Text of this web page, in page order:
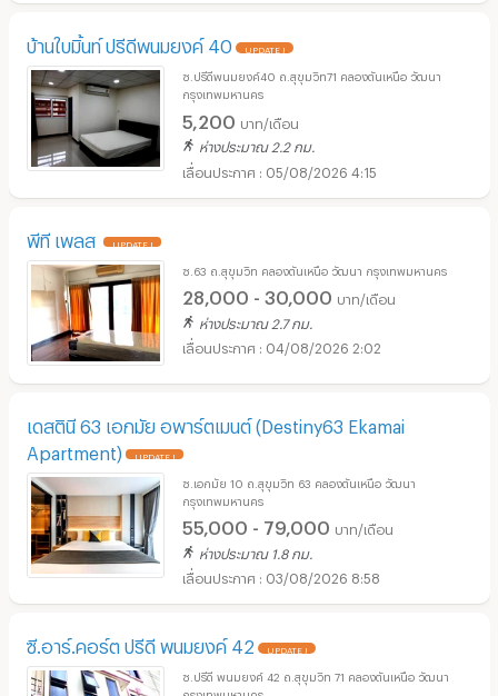
บ้านใบมิ้นท์ ปรีดีพนมยงค์ 40 UPDATE !
ซ.ปรีดีพนมยงค์40 ถ.สุขุมวิท71 คลองตันเหนือ วัฒนา
กรุงเทพมหานคร
5,200 บาท/เดือน
ห่างประมาณ 2.2 กม.
05/08/2026 4:15
พีที เพลส UPDATE !
ซ.63 ถ.สุขุมวิท คลองตันเหนือ วัฒนา กรุงเทพมหานคร
28,000 - 30,000 บาท/เดือน
ห่างประมาณ 2.7 กม.
04/08/2026 2:02
เดสตินี 63 เอกมัย อพาร์ตเมนต์ (Destiny63 Ekamai
Apartment)
UPDATE !
ซ.เอกมัย 10 ถ.สุขุมวิท 63 คลองตันเหนือ วัฒนา
กรุงเทพมหานคร
55,000 - 79,000 บาท/เดือน
ห่างประมาณ 1.8 กม.
03/08/2026 8:58
ซี.อาร์.คอร์ต ปรีดี พนมยงค์ 42 UPDATE !
ซ.ปรีดี พนมยงค์ 42 ถ.สุขุมวิท 71 คลองตันเหนือ วัฒนา
กรุงเทพมหานคร